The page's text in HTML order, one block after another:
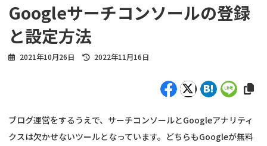
Googleサーチコンソールの登録
と設定方法
2021年10月26日
最
:
2022年11月16日
ブログ運営をするうえで、サーチコンソールとGoogleアナリティ
クスは欠かせないツールとなっています。どちらもGoogleが無料